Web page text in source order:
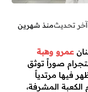
آخر تحديثمنذ شهرين
عمرو وهبة
صوراً توثق
الحج لموسم 2026، ظهر فيها مرتدياً
الكعبة المشرفة،